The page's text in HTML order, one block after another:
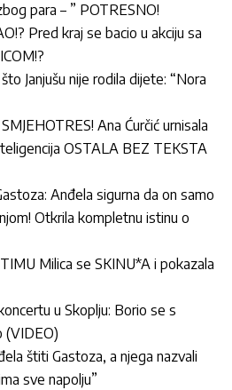
para – ” POTRESNO!
Pred kraj se bacio u akciju sa
Janjušu nije rodila dijete: “Nora
Ana Ćurčić urnisala
OSTALA BEZ TEKSTA
Anđela sigurna da on samo
Otkrila kompletnu istinu o
Milica se SKINU*A i pokazala
u Skoplju: Borio se s
(VIDEO)
štiti Gastoza, a njega nazvali
sve napolju”